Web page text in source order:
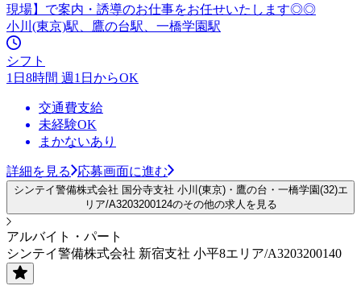
現場】で案内・誘導のお仕事をお任せいたします◎◎
小川(東京)駅、鷹の台駅、一橋学園駅
シフト
1日8時間 週1日からOK
交通費支給
未経験OK
まかないあり
詳細を見る 応募画面に進む
シンテイ警備株式会社 国分寺支社 小川(東京)・鷹の台・一橋学園(32)エ
リア/A3203200124のその他の求人を見る
アルバイト・パート
シンテイ警備株式会社 新宿支社 小平8エリア/A3203200140